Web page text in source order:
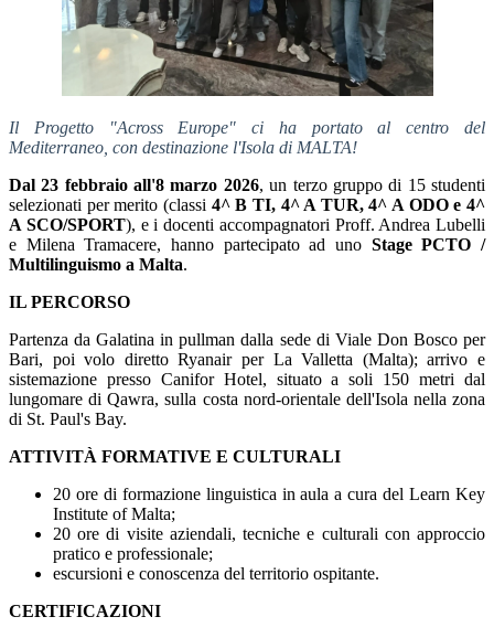
Il Progetto "Across Europe" ci ha portato al centro del
Mediterraneo, con destinazione l'Isola di MALTA!
Dal 23 febbraio all'8 marzo 2026, un terzo gruppo di 15 studenti
selezionati per merito (classi 4^ B TI, 4^ A TUR, 4^ A ODO e 4^
A SCO/SPORT), e i docenti accompagnatori Proff. Andrea Lubelli
e Milena Tramacere, hanno partecipato ad uno Stage PCTO /
Multilinguismo a Malta.
IL PERCORSO
Partenza da Galatina in pullman dalla sede di Viale Don Bosco per
Bari, poi volo diretto Ryanair per La Valletta (Malta); arrivo e
sistemazione presso Canifor Hotel, situato a soli 150 metri dal
lungomare di Qawra, sulla costa nord-orientale dell'Isola nella zona
di St. Paul's Bay.
ATTIVITÀ FORMATIVE E CULTURALI
20 ore di formazione linguistica in aula a cura del Learn Key
Institute of Malta;
20 ore di visite aziendali, tecniche e culturali con approccio
pratico e professionale;
escursioni e conoscenza del territorio ospitante.
CERTIFICAZIONI